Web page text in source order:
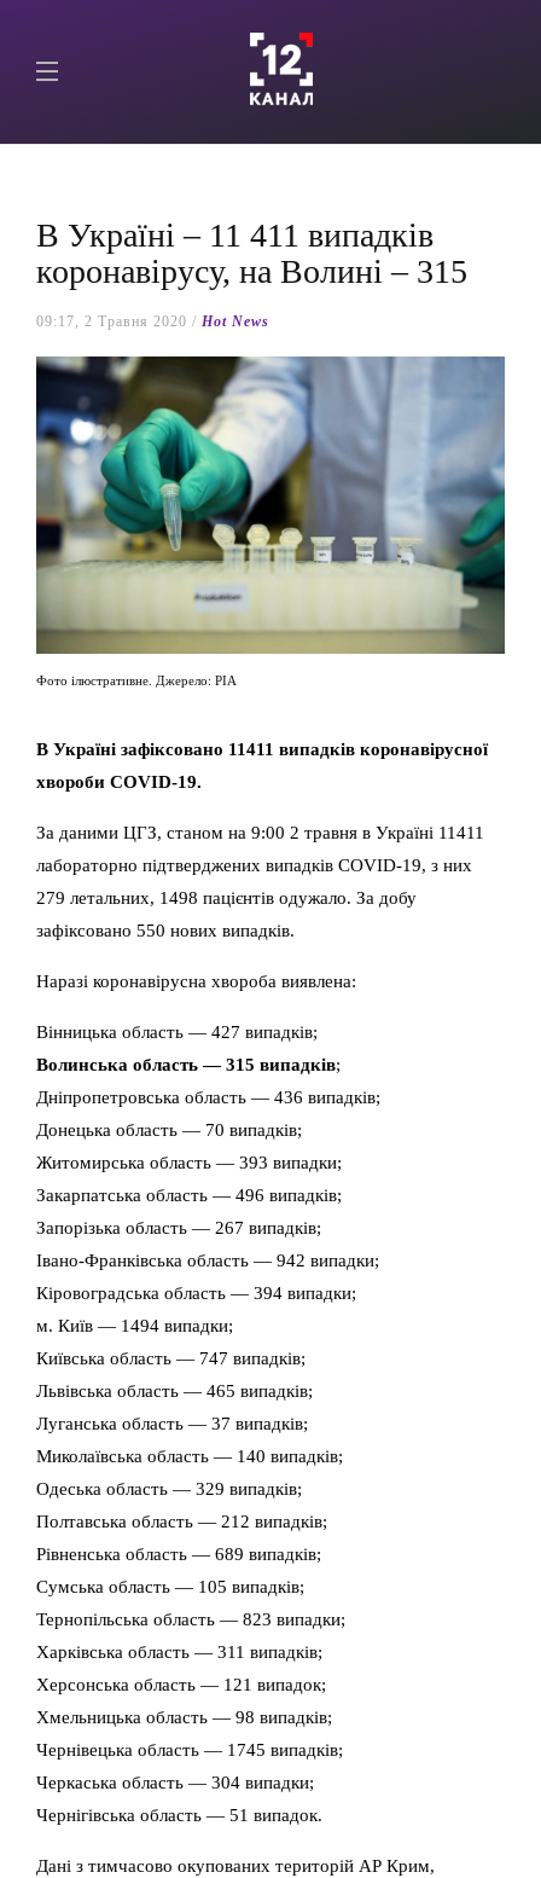
В Україні – 11 411 випадків
коронавірусу, на Волині – 315
09:17, 2 Травня 2020 / Hot News
Фото ілюстративне. Джерело: РІА
В Україні зафіксовано 11411 випадків коронавірусної
хвороби COVID-19.
За даними ЦГЗ, станом на 9:00 2 травня в Україні 11411
лабораторно підтверджених випадків COVID-19, з них
279 летальних, 1498 пацієнтів одужало. За добу
зафіксовано 550 нових випадків.
Наразі коронавірусна хвороба виявлена:
Вінницька область — 427 випадків;
Волинська область — 315 випадків;
Дніпропетровська область — 436 випадків;
Донецька область — 70 випадків;
Житомирська область — 393 випадки;
Закарпатська область — 496 випадків;
Запорізька область — 267 випадків;
Івано-Франківська область — 942 випадки;
Кіровоградська область — 394 випадки;
м. Київ — 1494 випадки;
Київська область — 747 випадків;
Львівська область — 465 випадків;
Луганська область — 37 випадків;
Миколаївська область — 140 випадків;
Одеська область — 329 випадків;
Полтавська область — 212 випадків;
Рівненська область — 689 випадків;
Сумська область — 105 випадків;
Тернопільська область — 823 випадки;
Харківська область — 311 випадків;
Херсонська область — 121 випадок;
Хмельницька область — 98 випадків;
Чернівецька область — 1745 випадків;
Черкаська область — 304 випадки;
Чернігівська область — 51 випадок.
Дані з тимчасово окупованих територій АР Крим,